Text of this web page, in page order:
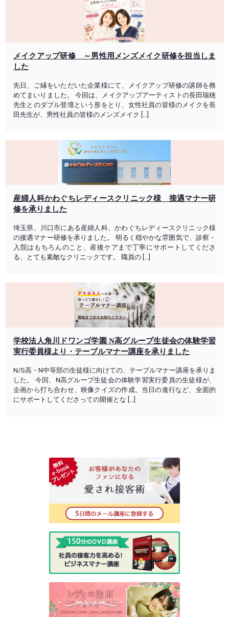
メイクアップ研修 ～男性用メンズメイク研修を担当しま
した
先日、ご縁をいただいた企業様にて、メイクアップ研修の講師を務
めてまいりました。 今回は、メイクアップアーティストの長田瑞穂
先生とのダブル登壇という形をとり、女性社員の皆様のメイクを長
田先生が、男性社員の皆様のメンズメイク […]
産婦人科かわぐちレディースクリニック様 接遇マナー研
修を承りました
埼玉県、川口市にある産婦人科、かわぐちレディースクリニック様
の接遇マナー研修を承りました。 明るく穏やかな雰囲気で、診察・
入院はもちろんのこと、産後ケアまで丁寧にサポートしてくださ
る、とても素敵なクリニックです。 職員の […]
学校法人角川ドワンゴ学園 N高グループ生徒会の体験学習
実行委員様より・テーブルマナー講座を承りました
N/S高・N中等部の生徒様に向けての、テーブルマナー講座を承りま
した。 今回、N高グループ生徒会の体験学習実行委員の生徒様が、
企画から打ち合わせ、映像クイズの作成、当日の進行など、全面的
にサポートしてくださっての開催とな […]